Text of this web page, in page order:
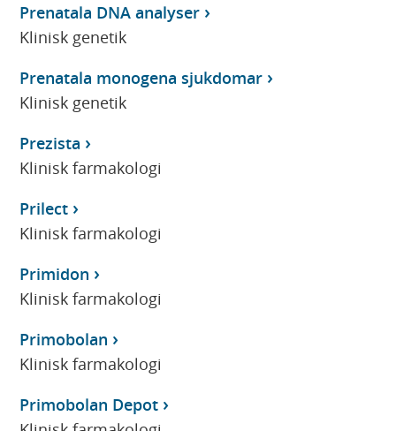
Prenatala DNA analyser
Klinisk genetik
Prenatala monogena sjukdomar
Klinisk genetik
Prezista
Klinisk farmakologi
Prilect
Klinisk farmakologi
Primidon
Klinisk farmakologi
Primobolan
Klinisk farmakologi
Primobolan Depot